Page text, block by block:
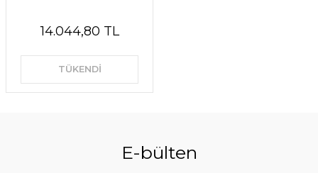
14.044,80 TL
TÜKENDİ
E-bülten